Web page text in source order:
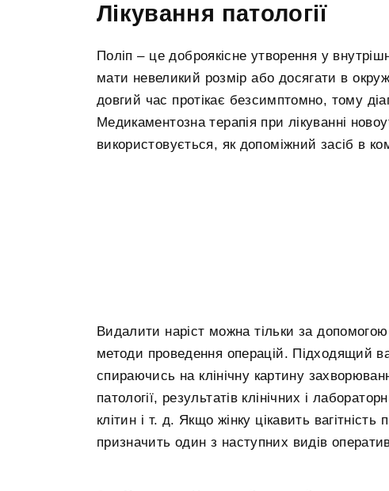
Лікування патології
Поліп – це доброякісне утворення у
мати невеликий розмір або досягати в
довгий час протікає безсимптомно, тому
Медикаментозна терапія при лікуванні
використовується, як допоміжний засіб в
Видалити наріст можна тільки за допомогою
методи проведення операцій. Підходящий
спираючись на клінічну картину
патології, результатів клінічних і
клітин і т. д. Якщо жінку цікавить
призначить один з наступних видів